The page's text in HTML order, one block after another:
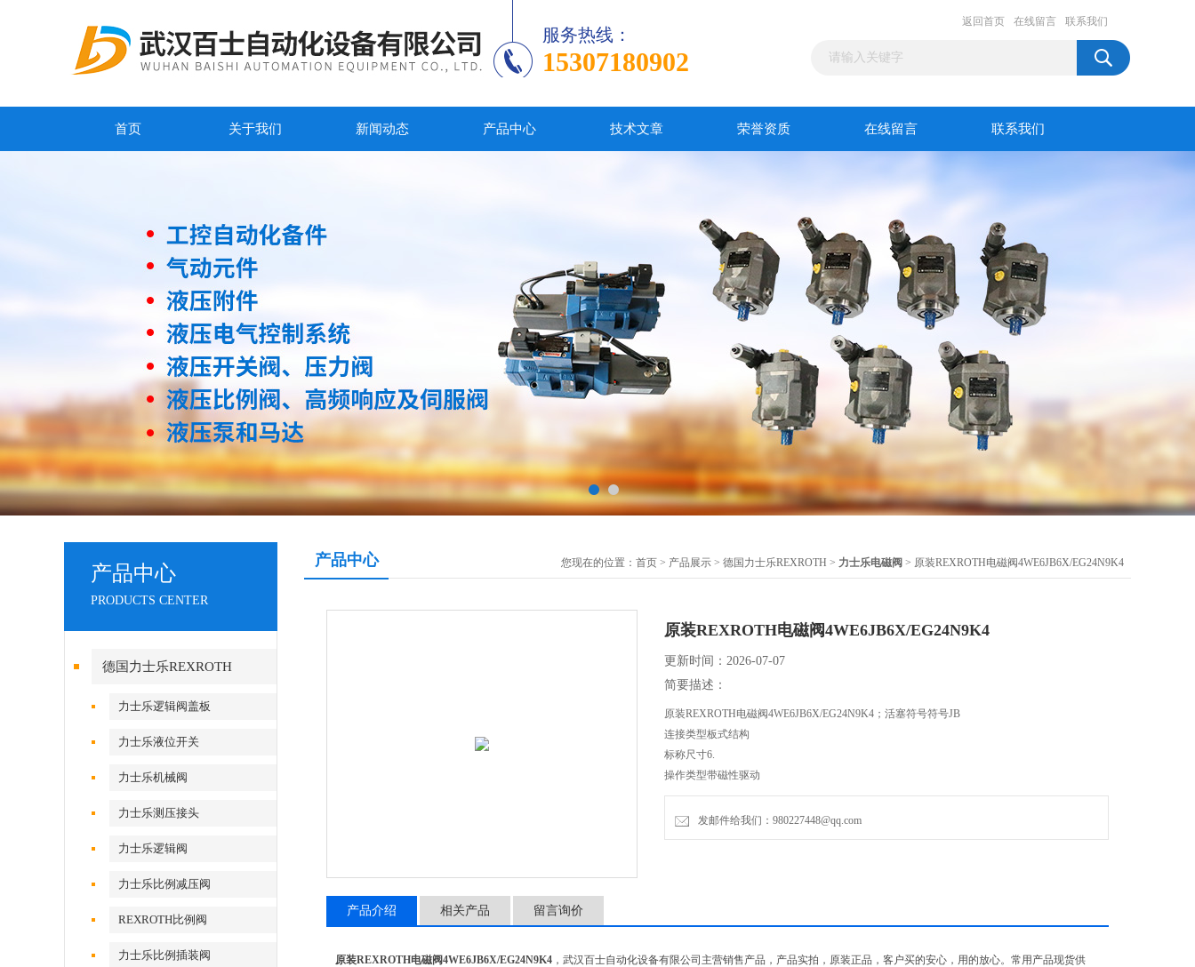
服务热线：
15307180902
返回首页 在线留言 联系我们
首页 关于我们 新闻动态 产品中心 技术文章 荣誉资质 在线留言 联系我们
产品中心
PRODUCTS CENTER
德国力士乐REXROTH
力士乐逻辑阀盖板
力士乐液位开关
力士乐机械阀
力士乐测压接头
力士乐逻辑阀
力士乐比例减压阀
REXROTH比例阀
力士乐比例插装阀
产品中心 您现在的位置： 首页 > 产品展示 > 德国力士乐REXROTH > 力士乐电磁阀 > 原装REXROTH电磁阀4WE6JB6X/EG24N9K4
原装REXROTH电磁阀4WE6JB6X/EG24N9K4
更新时间：2026-07-07
简要描述：
原装REXROTH电磁阀4WE6JB6X/EG24N9K4；活塞符号符号JB
连接类型板式结构
标称尺寸6.
操作类型带磁性驱动
连接数4.
开关位置数量2.
电源电压24伏直流电
发邮件给我们：980227448@qq.com
产品介绍 相关产品 留言询价
原装REXROTH电磁阀4WE6JB6X/EG24N9K4 ，武汉百士自动化设备有限公司主营销售产品，产品实拍，原装正品，客户买的安心，用的放心。常用产品现货供